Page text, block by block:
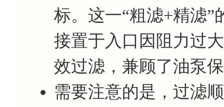
标。这一“粗滤+精滤
接置于入口因阻力过
效过滤，兼顾了油泵
需要注意的是，过滤